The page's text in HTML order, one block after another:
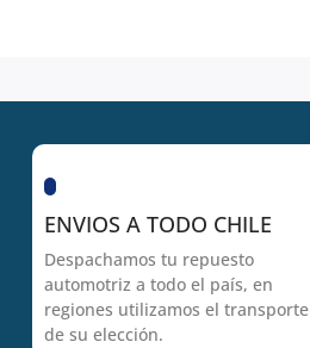
ENVIOS A TODO CHILE
Despachamos tu repuesto
automotriz a todo el país, en
regiones utilizamos el transporte
de su elección.